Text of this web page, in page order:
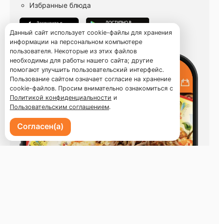
Избранные блюда
Данный сайт использует cookie-файлы для хранения
информации на персональном компьютере
пользователя. Некоторые из этих файлов
необходимы для работы нашего сайта; другие
помогают улучшить пользовательский интерфейс.
Пользование сайтом означает согласие на хранение
cookie-файлов. Просим внимательно ознакомиться с
Политикой конфиденциальности и
Пользовательским соглашением.
Согласен(а)